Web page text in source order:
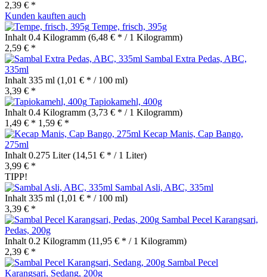
2,39 € *
Kunden kauften auch
Tempe, frisch, 395g
Inhalt 0.4 Kilogramm (6,48 € * / 1 Kilogramm)
2,59 € *
Sambal Extra Pedas, ABC,
335ml
Inhalt 335 ml (1,01 € * / 100 ml)
3,39 € *
Tapiokamehl, 400g
Inhalt 0.4 Kilogramm (3,73 € * / 1 Kilogramm)
1,49 € * 1,59 € *
Kecap Manis, Cap Bango,
275ml
Inhalt 0.275 Liter(14,51 € * / 1 Liter)
3,99 € *
TIPP!
Sambal Asli, ABC, 335ml
Inhalt 335 ml (1,01 € * / 100 ml)
3,39 € *
Sambal Pecel Karangsari,
Pedas, 200g
Inhalt 0.2 Kilogramm (11,95 € * / 1 Kilogramm)
2,39 € *
Sambal Pecel
Karangsari, Sedang, 200g